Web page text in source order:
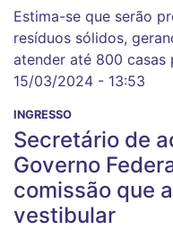
Estima-se que serão
resíduos sólidos,
atender até 800 casas
15/03/2024 - 13:53
INGRESSO
Secretário de
Governo
comissão que
vestibular